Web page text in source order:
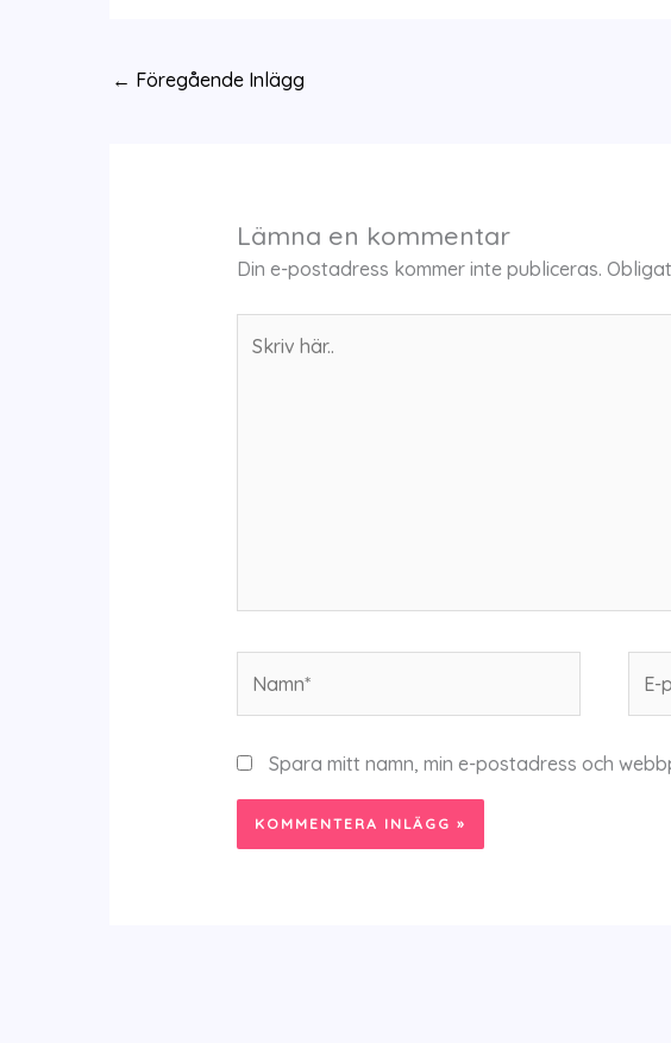
← Föregående Inlägg
Lämna en kommentar
Din e-postadress kommer inte publiceras.
post*
Spara mitt namn, min e-postadress och